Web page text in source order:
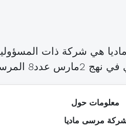
هي شركة ذات
عدد8 المرسى (
معلومات حول
مرسى ماديا